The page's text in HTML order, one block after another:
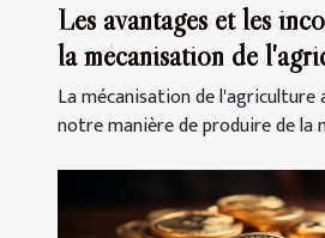
Les avantages et les
la mécanisation de
La mécanisation de l'agriculture
notre manière de produire de la